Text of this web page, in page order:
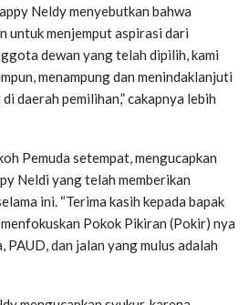
Neldy menyebutkan bahwa
untuk menjemput aspirasi dari
dewan yang telah dipilih, kami
menampung dan menindaklanjuti
daerah pemilihan,” cakapnya lebih
Pemuda setempat, mengucapkan
Neldi yang telah memberikan
ini. “Terima kasih kepada bapak
Pokok Pikiran (Pokir) nya
PAUD, dan jalan yang mulus adalah